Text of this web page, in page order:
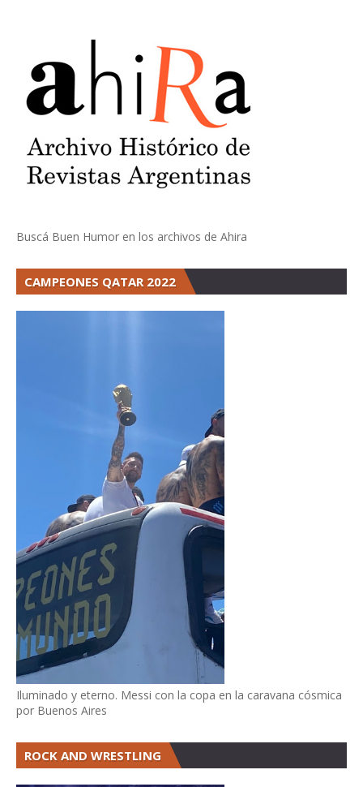
Buscá Buen Humor en los archivos de Ahira
CAMPEONES QATAR 2022
Iluminado y eterno. Messi con la copa en la caravana cósmica
por Buenos Aires
ROCK AND WRESTLING